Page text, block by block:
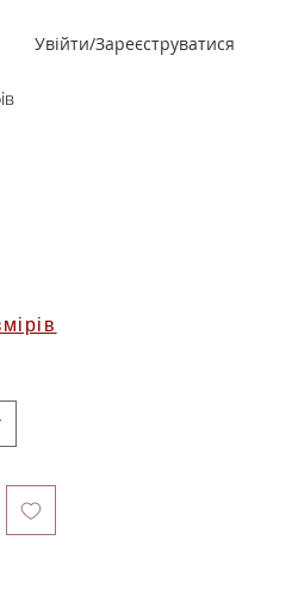
Увійти/Зареєструватися